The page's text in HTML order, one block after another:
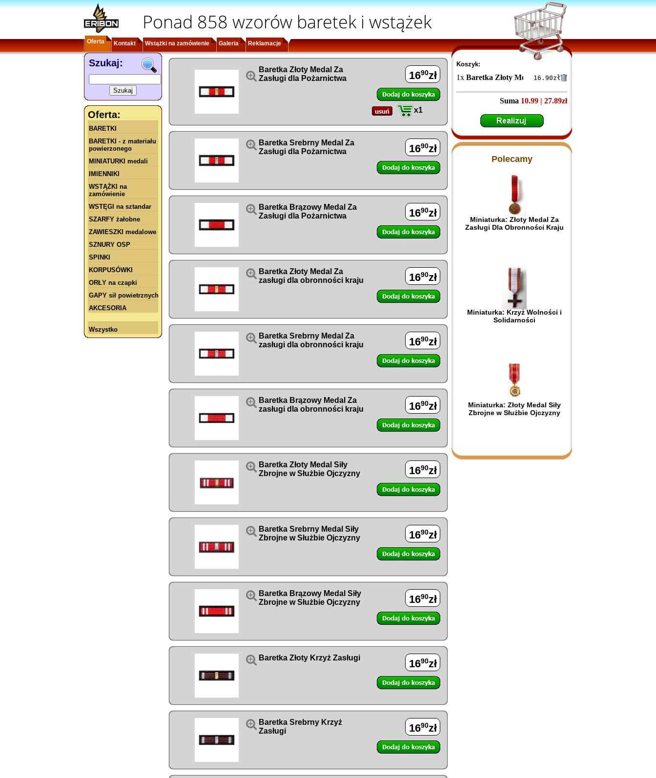
Ponad 858 wzorów baretek i wstążek
Oferta Kontakt Wstążki na zamówienie Galeria Reklamacje
Szukaj:
Oferta:
BARETKI
BARETKI - z materiału
powierzonego
MINIATURKI medali
IMIENNIKI
WSTĄŻKI na
zamówienie
WSTĘGI na sztandar
SZARFY żałobne
ZAWIESZKI medalowe
SZNURY OSP
SPINKI
KORPUSÓWKI
ORŁY na czapki
GAPY sił powietrznych
AKCESORIA
Wszystko

Baretka Złoty Medal Za
Zasługi dla Pożarnictwa
1690zł
x1
 Baretka Srebrny Medal Za
Zasługi dla Pożarnictwa
1690zł
 Baretka Brązowy Medal Za
Zasługi dla Pożarnictwa
1690zł
 Baretka Złoty Medal Za
zasługi dla obronności kraju
1690zł
 Baretka Srebrny Medal Za
zasługi dla obronności kraju
1690zł
 Baretka Brązowy Medal Za
zasługi dla obronności kraju
1690zł
 Baretka Złoty Medal Siły
Zbrojne w Służbie Ojczyzny
1690zł
 Baretka Srebrny Medal Siły
Zbrojne w Służbie Ojczyzny
1690zł
 Baretka Brązowy Medal Siły
Zbrojne w Służbie Ojczyzny
1690zł
 Baretka Złoty Krzyż Zasługi 1690zł
 Baretka Srebrny Krzyż
Zasługi
1690zł
Koszyk:
1x Baretka Złoty Medal Za Zasługi dla Pożarnictwa
16.90zł
Suma 10.99 | 27.89zł
Polecamy
Miniaturka: Złoty Medal Za
Zasługi Dla Obronności Kraju
Miniaturka: Krzyż Wolności i
Solidarności
Miniaturka: Złoty Medal Siły
Zbrojne w Służbie Ojczyzny